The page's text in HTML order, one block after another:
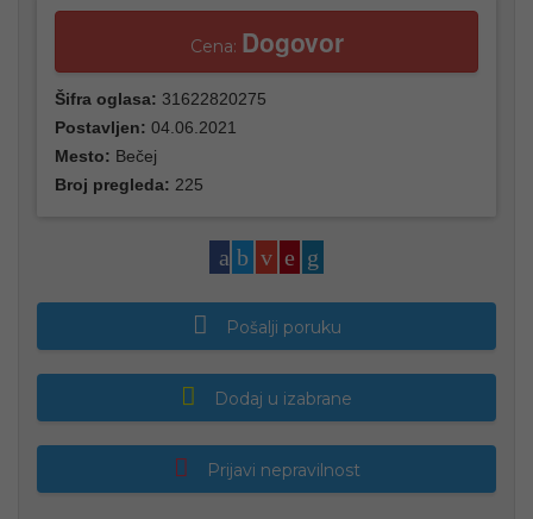
Cena: Dogovor
Šifra oglasa: 31622820275
Postavljen: 04.06.2021
Mesto: Bečej
Broj pregleda: 225
Pošalji poruku
Dodaj u izabrane
Prijavi nepravilnost